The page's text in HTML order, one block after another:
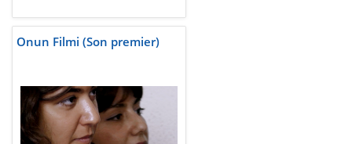
Onun Filmi (Son premier)